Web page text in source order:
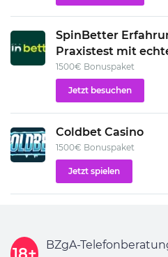
SpinBetter
Praxistest mit
1500€ Bonuspaket
Jetzt besuchen
Coldbet Casino
1500€ Bonuspaket
Jetzt spielen
BZgA-